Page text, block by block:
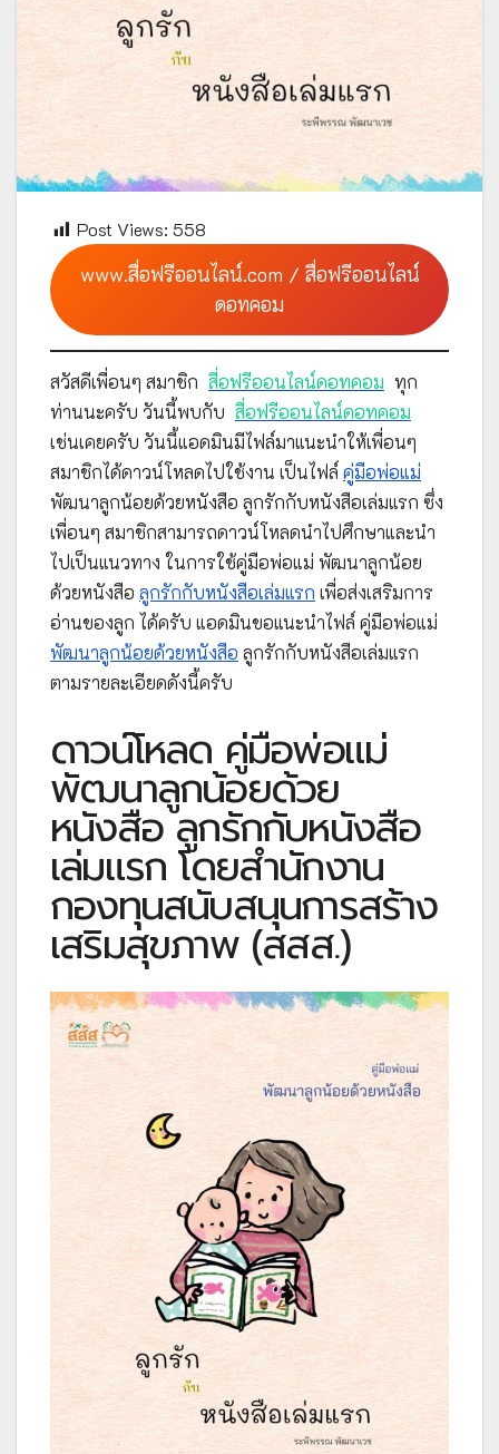
Post Views: 558
www.สื่อฟรีออนไลน์.com / สื่อฟรีออนไลน์
ดอทคอม
สวัสดีเพื่อนๆ สมาชิก สื่อฟรีออนไลน์ดอทคอม ทุก
ท่านนะครับ วันนี้พบกับ สื่อฟรีออนไลน์ดอทคอม
เช่นเคยครับ วันนี้แอดมินมีไฟล์มาแนะนำให้เพื่อนๆ
สมาชิกได้ดาวน์โหลดไปใช้งาน เป็นไฟล์ คู่มือพ่อแม่
พัฒนาลูกน้อยด้วยหนังสือ ลูกรักกับหนังสือเล่มแรก ซึ่ง
เพื่อนๆ สมาชิกสามารถดาวน์โหลดนำไปศึกษาและนำ
ไปเป็นแนวทาง ในการใช้คู่มือพ่อแม่ พัฒนาลูกน้อย
ด้วยหนังสือ ลูกรักกับหนังสือเล่มแรก เพื่อส่งเสริมการ
อ่านของลูก ได้ครับ แอดมินขอแนะนำไฟล์ คู่มือพ่อแม่
พัฒนาลูกน้อยด้วยหนังสือ ลูกรักกับหนังสือเล่มแรก
ตามรายละเอียดดังนี้ครับ
ดาวน์โหลด คู่มือพ่อแม่
พัฒนาลูกน้อยด้วย
หนังสือ ลูกรักกับหนังสือ
เล่มแรก โดยสำนักงาน
กองทุนสนับสนุนการสร้าง
เสริมสุขภาพ (สสส.)